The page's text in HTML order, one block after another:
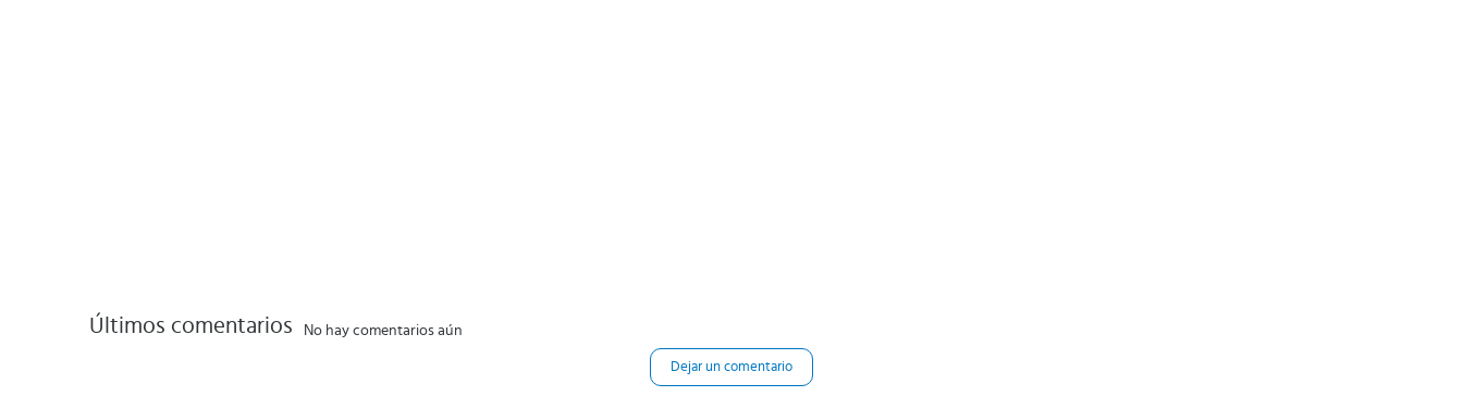
Últimos comentarios No hay comentarios aún
Dejar un comentario